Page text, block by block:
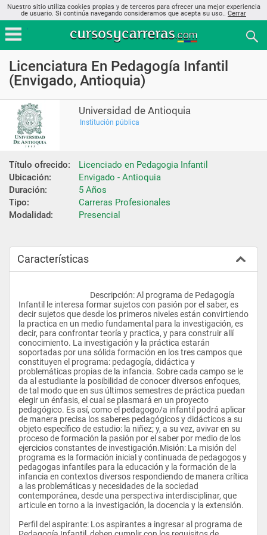
Nuestro sitio utiliza cookies propias y de terceros para ofrecer una mejor experiencia
de usuario. Si continúa navegando consideramos que acepta su uso.. Cerrar
Licenciatura En Pedagogía Infantil
(Envigado, Antioquia)
Universidad de Antioquia
Institución pública
Título ofrecido:
Licenciado en Pedagogia Infantil
Ubicación:
Envigado - Antioquia
Duración:
5 Años
Tipo:
Carreras Profesionales
Modalidad:
Presencial
Características
Infantil le interesa formar sujetos con pasión por el saber, es
decir sujetos que desde los primeros niveles están convirtiendo
la practica en un medio fundamental para la investigación, es
decir, para confrontar teoría y practica, y para construir allí
conocimiento. La investigación y la práctica estarán
soportadas por una sólida formación en los tres campos que
constituyen el programa: pedagogía, didáctica y
problemáticas propias de la infancia. Sobre cada campo se le
da al estudiante la posibilidad de conocer diversos enfoques,
de tal modo que en sus últimos semestres de práctica puedan
elegir un énfasis, el cual se plasmará en un proyecto
pedagógico. Es así, como el pedagogo/a infantil podrá aplicar
de manera precisa los saberes pedagógicos y didácticos a su
objeto específico de estudio: la niñez; y, a su vez, avivar en su
proceso de formación la pasión por el saber por medio de los
ejercicios constantes de investigación.Misión: La misión del
programa es la formación inicial y continuada de pedagogos y
pedagogas infantiles para la educación y la formación de la
infancia en contextos diversos respondiendo de manera crítica
a las problemáticas y necesidades de la sociedad
contemporánea, desde una perspectiva interdisciplinar, que
articule en torno a la investigación, la docencia y la extensión.
Perfil del aspirante: Los aspirantes a ingresar al programa de